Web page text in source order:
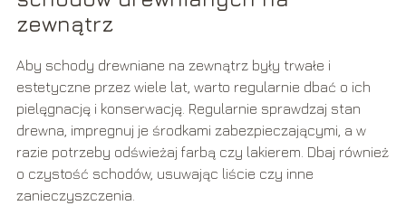
zewnątrz
Aby schody drewniane na zewnątrz były trwałe i
estetyczne przez wiele lat, warto regularnie dbać o ich
pielęgnację i konserwację. Regularnie sprawdzaj stan
drewna, impregnuj je środkami zabezpieczającymi, a w
razie potrzeby odświeżaj farbą czy lakierem. Dbaj również
o czystość schodów, usuwając liście czy inne
zanieczyszczenia.